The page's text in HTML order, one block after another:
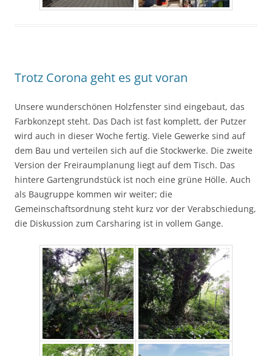
Trotz Corona geht es gut voran
Unsere wunderschönen Holzfenster sind eingebaut, das
Farbkonzept steht. Das Dach ist fast komplett, der Putzer
wird auch in dieser Woche fertig. Viele Gewerke sind auf
dem Bau und verteilen sich auf die Stockwerke. Die zweite
Version der Freiraumplanung liegt auf dem Tisch. Das
hintere Gartengrundstück ist noch eine grüne Hölle. Auch
als Baugruppe kommen wir weiter; die
Gemeinschaftsordnung steht kurz vor der Verabschiedung,
die Diskussion zum Carsharing ist in vollem Gange.